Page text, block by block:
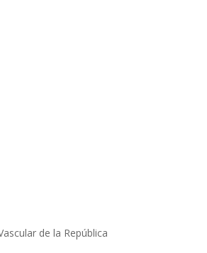
de la República